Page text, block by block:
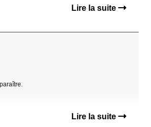
Lire la suite
Lire la suite